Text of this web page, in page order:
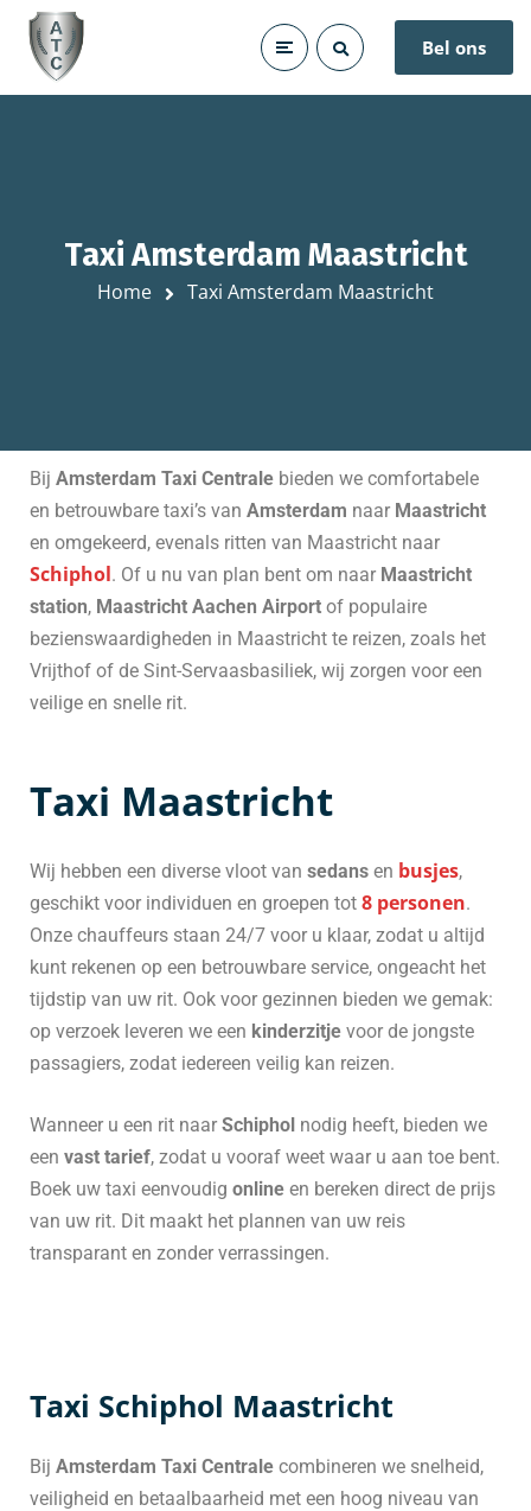
Bel ons
Taxi Amsterdam Maastricht
Home Taxi Amsterdam Maastricht
Bij Amsterdam Taxi Centrale bieden we comfortabele
en betrouwbare taxi’s van Amsterdam naar Maastricht
en omgekeerd, evenals ritten van Maastricht naar
Schiphol. Of u nu van plan bent om naar Maastricht
station, Maastricht Aachen Airport of populaire
bezienswaardigheden in Maastricht te reizen, zoals het
Vrijthof of de Sint-Servaasbasiliek, wij zorgen voor een
veilige en snelle rit.
Taxi Maastricht
Wij hebben een diverse vloot van sedans en busjes,
geschikt voor individuen en groepen tot 8 personen.
Onze chauffeurs staan 24/7 voor u klaar, zodat u altijd
kunt rekenen op een betrouwbare service, ongeacht het
tijdstip van uw rit. Ook voor gezinnen bieden we gemak:
op verzoek leveren we een kinderzitje voor de jongste
passagiers, zodat iedereen veilig kan reizen.
Wanneer u een rit naar Schiphol nodig heeft, bieden we
een vast tarief, zodat u vooraf weet waar u aan toe bent.
Boek uw taxi eenvoudig online en bereken direct de prijs
van uw rit. Dit maakt het plannen van uw reis
transparant en zonder verrassingen.
Taxi Schiphol Maastricht
Bij Amsterdam Taxi Centrale combineren we snelheid,
veiligheid en betaalbaarheid met een hoog niveau van